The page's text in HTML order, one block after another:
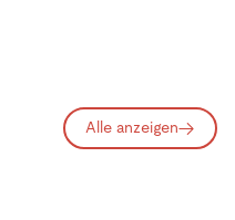
Alle anzeigen